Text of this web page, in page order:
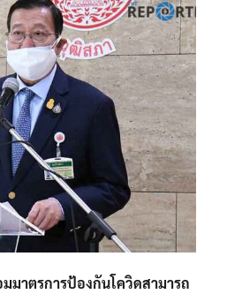
มมาตรการป้องกันโควิดสามารถ